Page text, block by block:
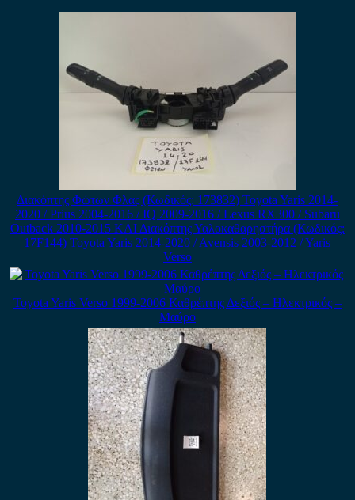
Διακόπτης Φώτων Φλας (Κωδικός: 173832) Toyota Yaris 2014-
2020 / Prius 2004-2016 / IQ 2009-2016 / Lexus RX300 / Subaru
Outback 2010-2015 ΚΑΙ Διακόπτης Υαλοκαθαρηστήρα (Κωδικός:
17F144) Toyota Yaris 2014-2020 / Avensis 2003-2012 / Yaris
Verso
Toyota Yaris Verso 1999-2006 Καθρέπτης Δεξιός – Ηλεκτρικός –
Μαύρο